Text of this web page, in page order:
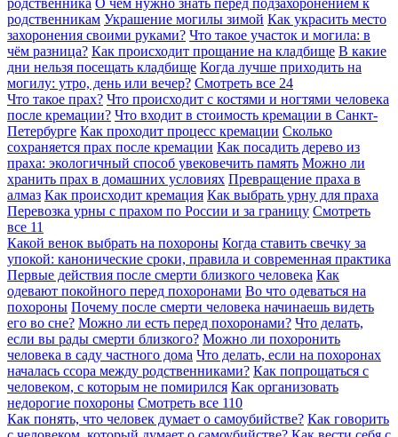
родственника О чём нужно знать перед подзахоронением к
родственникам Украшение могилы зимой Как украсить место
захоронения своими руками? Что такое участок и могила: в
чём разница? Как происходит прощание на кладбище В какие
дни нельзя посещать кладбище Когда лучше приходить на
могилу: утро, день или вечер? Смотреть все 24
Что такое прах? Что происходит с костями и ногтями человека
после кремации? Что входит в стоимость кремации в Санкт-
Петербурге Как проходит процесс кремации Сколько
сохраняется прах после кремации Как посадить дерево из
праха: экологичный способ увековечить память Можно ли
хранить прах в домашних условиях Превращение праха в
алмаз Как происходит кремация Как выбрать урну для праха
Перевозка урны с прахом по России и за границу Смотреть
все 11
Какой венок выбрать на похороны Когда ставить свечку за
упокой: канонические сроки, правила и современная практика
Первые действия после смерти близкого человека Как
одевают покойного перед похоронами Во что одеваться на
похороны Почему после смерти человека начинаешь видеть
его во сне? Можно ли есть перед похоронами? Что делать,
если вы рады смерти близкого? Можно ли похоронить
человека в саду частного дома Что делать, если на похоронах
началась ссора между родственниками? Как попрощаться с
человеком, с которым не помирился Как организовать
недорогие похороны Смотреть все 110
Как понять, что человек думает о самоубийстве? Как говорить